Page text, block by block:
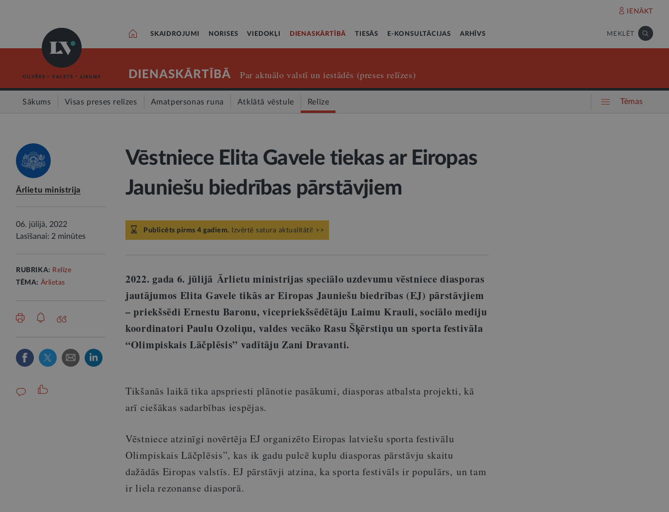
IENĀKT
SKAIDROJUMI NORISES VIEDOKĻI DIENASKĀRTĪBĀ TIESĀS E-KONSULTĀCIJAS ARHĪVS MEKLĒT
DIENASKĀRTĪBĀ Par aktuālo valstī un iestādēs (preses relīzes)
Sākums Visas preses relīzes Amatpersonas runa Atklātā vēstule Relīze Tēmas
Ārlietu ministrija
06. jūlijā, 2022
Lasīšanai: 2 minūtes
RUBRIKA: Relīze
TĒMA: Ārlietas
Vēstniece Elita Gavele tiekas ar Eiropas
Jauniešu biedrības pārstāvjiem
Publicēts pirms 4 gadiem. Izvērtē satura aktualitāti! >>
2022. gada 6. jūlijā Ārlietu ministrijas speciālo uzdevumu vēstniece diasporas
jautājumos Elita Gavele tikās ar Eiropas Jauniešu biedrības (EJ) pārstāvjiem
– priekšsēdi Ernestu Baronu, vicepriekšsēdētāju Laimu Krauli, sociālo mediju
koordinatori Paulu Ozoliņu, valdes vecāko Rasu Šķērstiņu unsporta festivāla
“Olimpiskais Lāčplēsis” vadītāju Zani Dravanti.
Tikšanās laikā tika apspriesti plānotie pasākumi, diasporas atbalsta projekti, kā
arī ciešākas sadarbības iespējas.
Vēstniece atzinīgi novērtēja EJ organizēto Eiropas latviešu sporta festivālu
Olimpiskais Lāčplēsis”, kas ik gadu pulcē kuplu diasporas pārstāvju skaitu
dažādās Eiropas valstīs. EJ pārstāvji atzina, ka sporta festivāls ir populārs,un tam
ir liela rezonanse diasporā.